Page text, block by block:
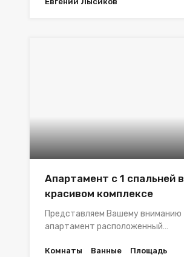
Апартамент с 1 спальней в
красивом комплексе
Представляем Вашему вниманию
апартамент расположенный…
Комнаты Ванные Площадь